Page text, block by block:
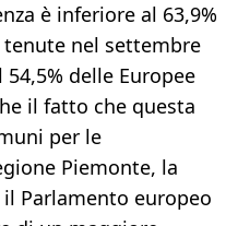
è inferiore al 63,9%
nel settembre
delle Europee
il fatto che questa
per le
Piemonte, la
Parlamento europeo